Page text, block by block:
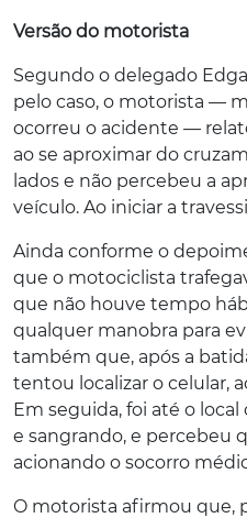
Versão do motorista
Segundo o delegado
pelo caso, o motorista —
ocorreu o acidente —
ao se aproximar do
lados e não percebeu a
veículo. Ao iniciar a
Ainda conforme o
que o motociclista
que não houve tempo
qualquer manobra para
também que, após a
tentou localizar o celular,
Em seguida, foi até o
e sangrando, e percebeu
acionando o socorro
O motorista afirmou que,